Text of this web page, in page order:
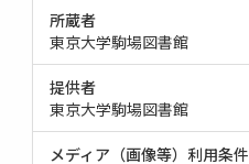
所蔵者
東京大学駒場図書館
提供者
東京大学駒場図書館
メディア（画像等）利用条件